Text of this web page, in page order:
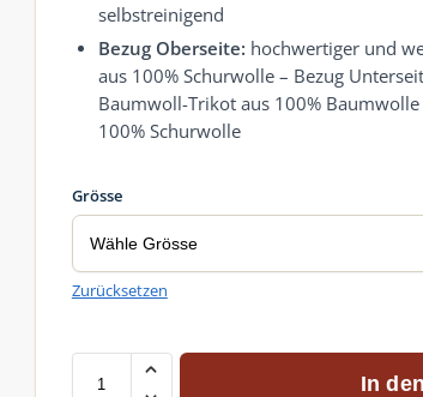
selbstreinigend
Bezug Oberseite: hochwertiger und
aus 100% Schurwolle – Bezug
Baumwoll-Trikot aus 100%
100% Schurwolle
Grösse
Zurücksetzen
In